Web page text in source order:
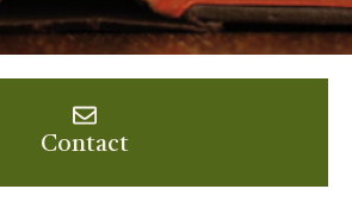
Contact